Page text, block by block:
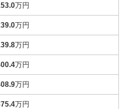
万円
万円
万円
万円
万円
万円